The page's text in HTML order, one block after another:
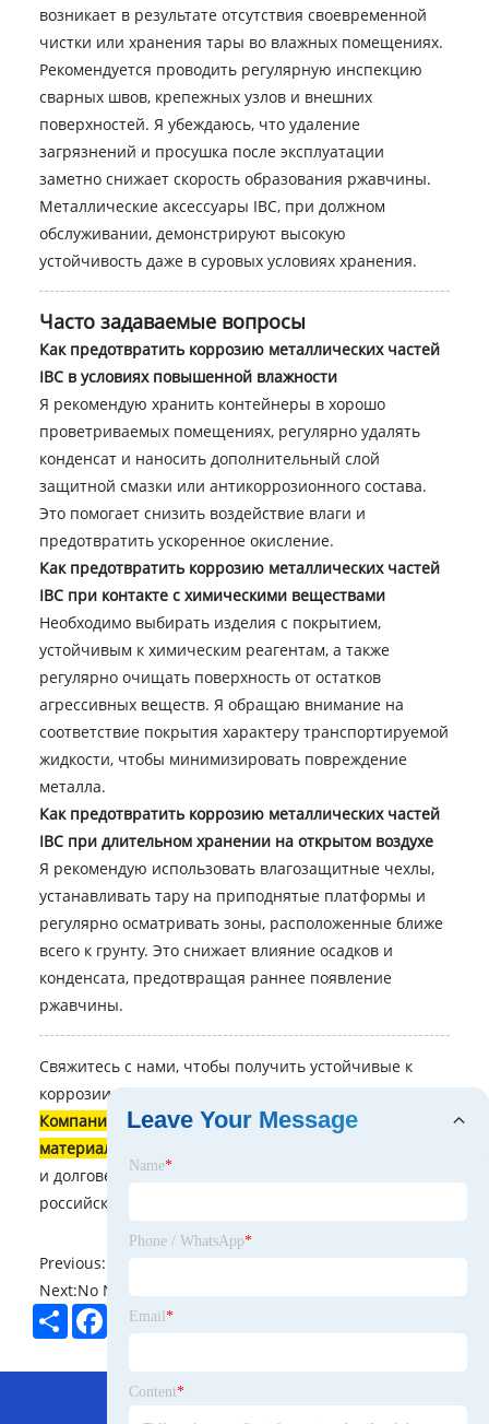
возникает в результате отсутствия своевременной
чистки или хранения тары во влажных помещениях.
Рекомендуется проводить регулярную инспекцию
сварных швов, крепежных узлов и внешних
поверхностей. Я убеждаюсь, что удаление
загрязнений и просушка после эксплуатации
заметно снижает скорость образования ржавчины.
Металлические аксессуары IBC, при должном
обслуживании, демонстрируют высокую
устойчивость даже в суровых условиях хранения.
Часто задаваемые вопросы
Как предотвратить коррозию металлических частей
IBC в условиях повышенной влажности
Я рекомендую хранить контейнеры в хорошо
проветриваемых помещениях, регулярно удалять
конденсат и наносить дополнительный слой
защитной смазки или антикоррозионного состава.
Это помогает снизить воздействие влаги и
предотвратить ускоренное окисление.
Как предотвратить коррозию металлических частей
IBC при контакте с химическими веществами
Необходимо выбирать изделия с покрытием,
устойчивым к химическим реагентам, а также
регулярно очищать поверхность от остатков
агрессивных веществ. Я обращаю внимание на
соответствие покрытия характеру транспортируемой
жидкости, чтобы минимизировать повреждение
металла.
Как предотвратить коррозию металлических частей
IBC при длительном хранении на открытом воздухе
Я рекомендую использовать влагозащитные чехлы,
устанавливать тару на приподнятые платформы и
регулярно осматривать зоны, расположенные ближе
всего к грунту. Это снижает влияние осадков и
конденсата, предотвращая раннее появление
ржавчины.
Свяжитесь с нами, чтобы получить устойчивые к
коррозии решения для вашего производства.
Компания Цзянсу Синьхуашенг Упаковка новых
материалов Co., Ltd.
и долговечные изделия, адаптированные под
российские условия.
Previous:
Next:No News
ShareFacebook
Twitter
Hot Menu
Leave Your Message
Name*
Phone / WhatsApp*
Email *
Content*